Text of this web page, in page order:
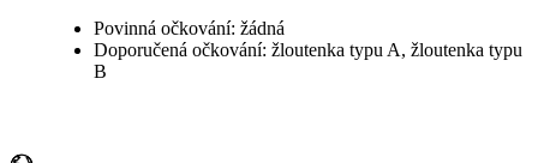
Povinná očkování: žádná
Doporučená očkování: žloutenka typu A, žloutenka typu
B